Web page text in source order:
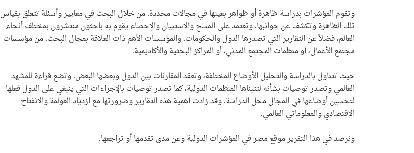
وتقوم المؤشرات بدراسة ظاهرة أو ظواهر بعينها في مجالات محددة، من خلال البحث في معايير وأسئلة تتعلق بقياس
تلك الظاهرة وتكشف عن جوانبها. وتعتمد على المسح والاستبيان والإحصاء يقوم به باحثون منتشرون بمختلف أنحاء
العالم، فضلاً عن التقارير التي تصدرها الدول والحكومات، والمؤسسات الأهم ذات العلاقة بمجال البحث، من مؤسسات
مجتمع الأعمال، أو منظمات المجتمع المدني، أو المراكز البحثية والأكاديمية.
حيث تتناول بالدراسة والتحليل الأوضاع المختلفة، وتعقد المقارنات بين الدول وبعضها البعض. وتضع قراءة للمشهد
العالمي وتصدر توصيات بشأنه لتتبناها المنظمات الدولية، كما تصدر توصيات بالإجراءات التي ينبغي على الدول فعلها
لتحسين أوضاعها في المجال محل الدراسة. وقد زادت أهمية هذه التقارير وضرورتها مع ازدياد العولمة والانفتاح
الاقتصادي والمعلوماتي العالمي.
ونرصد في هذا التقرير موقع مصر في المؤشرات الدولية وعن مدى تقدمها أو تراجعها.